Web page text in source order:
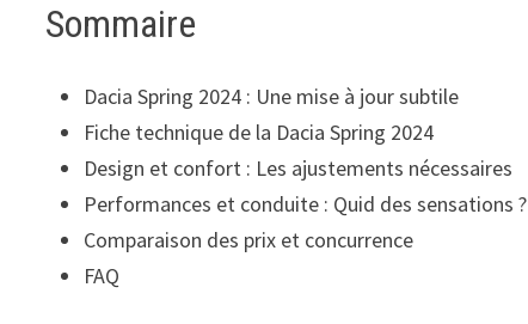
Sommaire
Dacia Spring 2024 : Une mise à jour subtile
Fiche technique de la Dacia Spring 2024
Design et confort : Les ajustements nécessaires
Performances et conduite : Quid des sensations ?
Comparaison des prix et concurrence
FAQ